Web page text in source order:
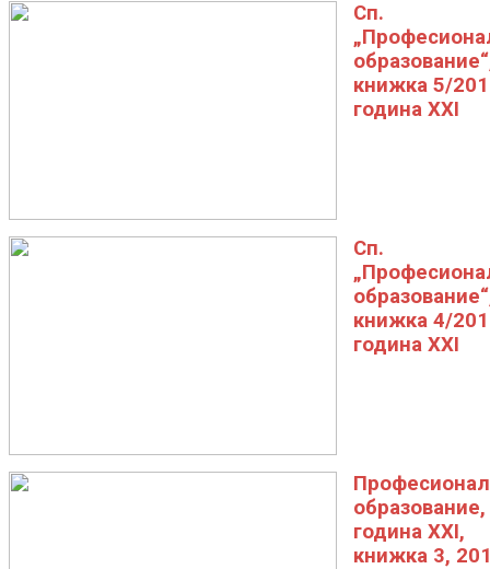
Сп.
книжка 5/
година XXI
Сп.
книжка 4/
година XXI
образование,
година XXI,
книжка 3,